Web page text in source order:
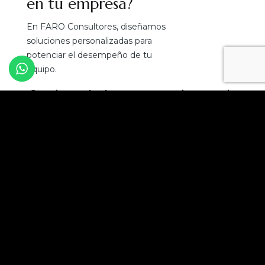
En FARO Consultores, diseñamos
soluciones personalizadas para
potenciar el desempeño de tu
equipo.
¡Convierte el talento en tu mejor ventaja